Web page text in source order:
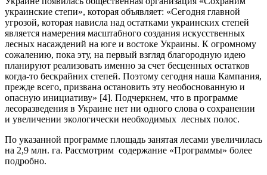
украинские степи», которая объявляет: «Сегодня главной
угрозой, которая нависла над остатками украинских степей
является намерения масштабного создания искусственных
лесных насаждений на юге и востоке Украины. К огромному
сожалению, пока эту, на первый взгляд благородную идею
планируют реализовать именно за счет бесценных остатков
когда-то бескрайних степей. Поэтому сегодня наша Кампания,
прежде всего, призвана остановить эту необоснованную и
опасную инициативу» [4]. Подчеркнем, что в программе
лесоразведения в Украине нет ни одного слова о сохранении
и увеличении экологически необходимых лесных полос.
По указанной программе площадь занятая лесами увеличилась
на 2,9 млн. га. Рассмотрим содержание «Программы» более
подробно.